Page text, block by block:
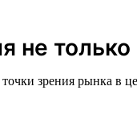
не только
зрения рынка в